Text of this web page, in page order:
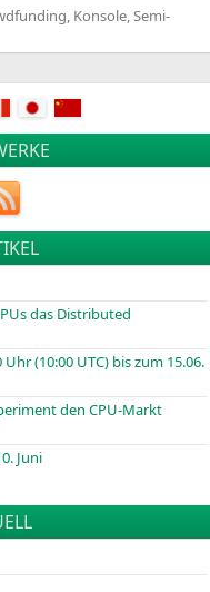
Konsole Semi-
das Distributed
Uhr (10:00 UTC) bis zum 15.06.
den CPU-Markt
Juni